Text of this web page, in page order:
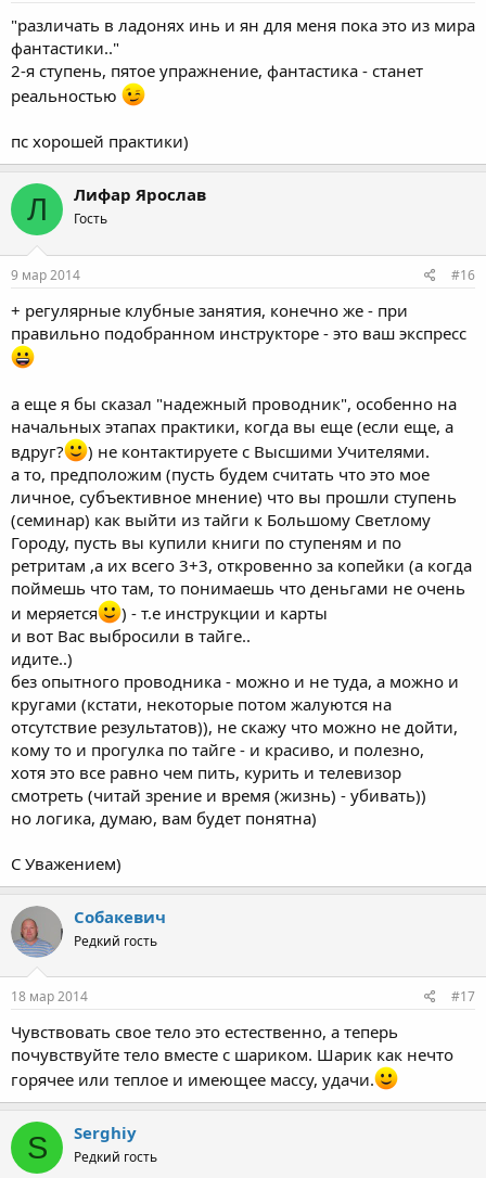
"различать в ладонях инь и ян для меня пока это из мира
фантастики.."
2-я ступень, пятое упражнение, фантастика - станет
реальностью
пс хорошей практики)
Л Лифар Ярослав
Гость
9 мар 2014 #16
+ регулярные клубные занятия, конечно же - при
правильно подобранном инструкторе - это ваш экспресс
а еще я бы сказал "надежный проводник", особенно на
начальных этапах практики, когда вы еще (если еще, а
вдруг?
) не контактируете с Высшими Учителями.
а то, предположим (пусть будем считать что это мое
личное, субъективное мнение) что вы прошли ступень
(семинар) как выйти из тайги к Большому Светлому
Городу, пусть вы купили книги по ступеням и по
ретритам ,а их всего 3+3, откровенно за копейки (а когда
поймешь что там, то понимаешь что деньгами не очень
и меряется
) - т.е инструкции и карты
и вот Вас выбросили в тайге..
идите..)
без опытного проводника - можно и не туда, а можно и
кругами (кстати, некоторые потом жалуются на
отсутствие результатов)), не скажу что можно не дойти,
кому то и прогулка по тайге - и красиво, и полезно,
хотя это все равно чем пить, курить и телевизор
смотреть (читай зрение и время (жизнь) - убивать))
но логика, думаю, вам будет понятна)
С Уважением)
Собакевич
Редкий гость
18 мар 2014 #17
Чувствовать свое тело это естественно, а теперь
почувствуйте тело вместе с шариком. Шарик как нечто
горячее или теплое и имеющее массу, удачи.
S Serghiy
Редкий гость